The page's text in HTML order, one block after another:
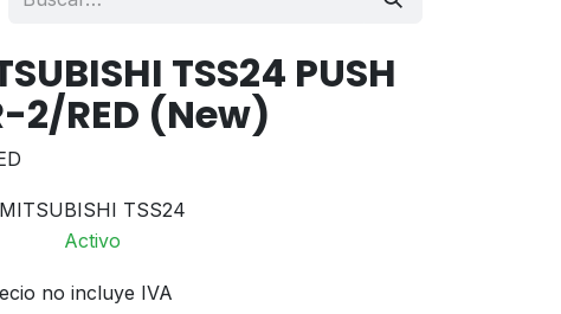
TSS24 PUSH
2/RED (New)
MITSUBISHI TSS24
Activo
no incluye IVA